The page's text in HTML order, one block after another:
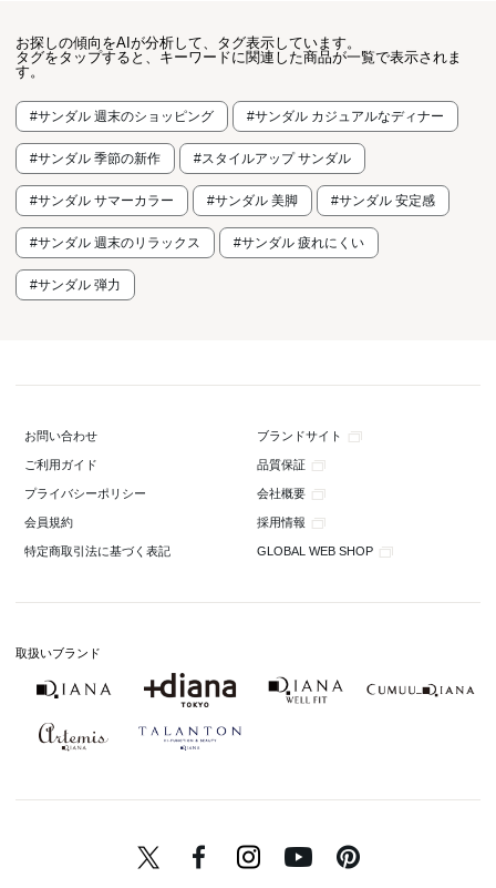
お探しの傾向をAIが分析して、タグ表示しています。
タグをタップすると、キーワードに関連した商品が一覧で表示されま
す。
#サンダル 週末のショッピング #サンダル カジュアルなディナー
#サンダル 季節の新作 #スタイルアップ サンダル
#サンダル サマーカラー #サンダル 美脚 #サンダル 安定感
#サンダル 週末のリラックス #サンダル 疲れにくい
#サンダル 弾力
お問い合わせ ブランドサイト
ご利用ガイド 品質保証
プライバシーポリシー 会社概要
会員規約 採用情報
特定商取引法に基づく表記 GLOBAL WEB SHOP
取扱いブランド